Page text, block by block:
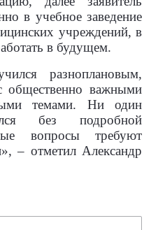
в учебное заведение
учреждений, в
в будущем.
разноплановым,
общественно важными
темами. Ни один
без подробной
вопросы требуют
– отметил Александр